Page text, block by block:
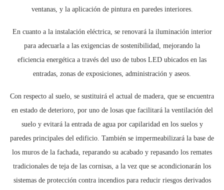
ventanas, y la aplicación de pintura en paredes interiores.
En cuanto a la instalación eléctrica, se renovará la iluminación interior
para adecuarla a las exigencias de sostenibilidad, mejorando la
eficiencia energética a través del uso de tubos LED ubicados en las
entradas, zonas de exposiciones, administración y aseos.
Con respecto al suelo, se sustituirá el actual de madera, que se encuentra
en estado de deterioro, por uno de losas que facilitará la ventilación del
suelo y evitará la entrada de agua por capilaridad en los suelos y
paredes principales del edificio. También se impermeabilizará la base de
los muros de la fachada, reparando su acabado y repasando los remates
tradicionales de teja de las cornisas, a la vez que se acondicionarán los
sistemas de protección contra incendios para reducir riesgos derivados